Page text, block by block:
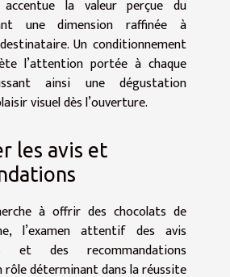
accentue la valeur perçue du
une dimension raffinée à
Un conditionnement
l’attention portée à chaque
ainsi une dégustation
visuel dès l’ouverture.
les avis et
à offrir des chocolats de
l’examen attentif des avis
et des recommandations
rôle déterminant dans la réussite